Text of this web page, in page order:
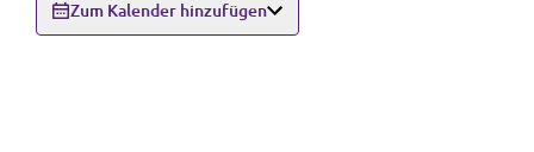
Zum Kalender hinzufügen